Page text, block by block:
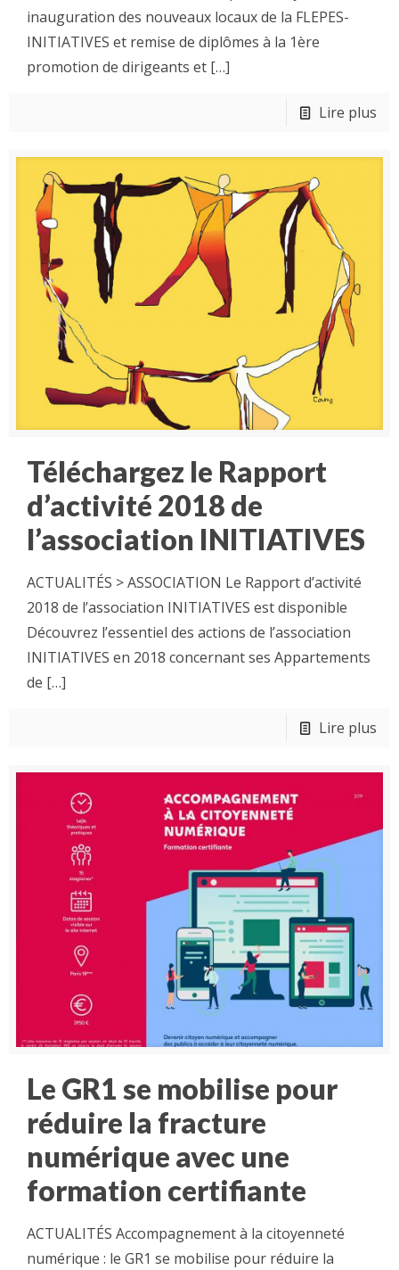
inauguration des nouveaux locaux de la FLEPES-
INITIATIVES et remise de diplômes à la 1ère
promotion de dirigeants et […]
Lire plus
Téléchargez le Rapport
d’activité 2018 de
l’association INITIATIVES
ACTUALITÉS > ASSOCIATION Le Rapport d’activité
2018 de l’association INITIATIVES est disponible
Découvrez l’essentiel des actions de l’association
INITIATIVES en 2018 concernant ses Appartements
de […]
Lire plus
Le GR1 se mobilise pour
réduire la fracture
numérique avec une
formation certifiante
ACTUALITÉS Accompagnement à la citoyenneté
numérique : le GR1 se mobilise pour réduire la